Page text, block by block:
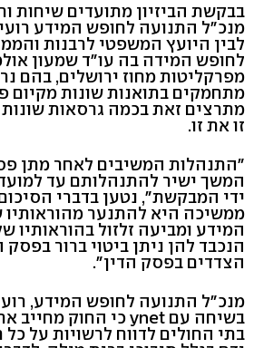
בבקשת הביזיון מתועדים שיחות
מנכ"ל התנועה לחופש המידע
לבין היועץ המשפטי לרבנות
לחופש המידה בה עו"ד שמעון
מפרקליטות מחוז ירושלים, בהם
מתחמקים בתואנות שונות מקיום
מתרצים זאת בכמה גרסאות
זו את זו.
"התנהלות המשיבים לאחר מתן
המשך ישיר להתנהלותם עד
ידי המבקשת", נטען בדברי
ממשיכה היא להתנער
המידע ומביעה זלזול
הנכבד להן ניתן ביטוי ברור בפסק
הצדדים בפסק הדין".
מנכ"ל התנועה לחופש המידע,
בשיחה עם ynet כי החוק מחייב את
בתי החולים לדווח לרשויות על